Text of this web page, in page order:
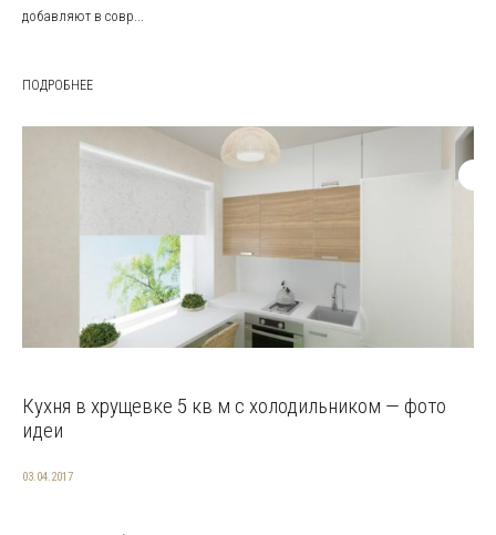
добавляют в совр...
ПОДРОБНЕЕ
Кухня в хрущевке 5 кв м с холодильником — фото
идеи
03.04.2017